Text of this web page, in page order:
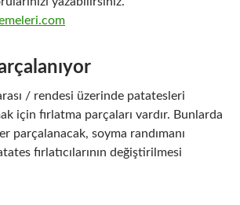
/ rendesi üzerinde patatesleri
için fırlatma parçaları vardır. Bunlarda
parçalanacak, soyma randımanı
fırlatıcılarının değiştirilmesi